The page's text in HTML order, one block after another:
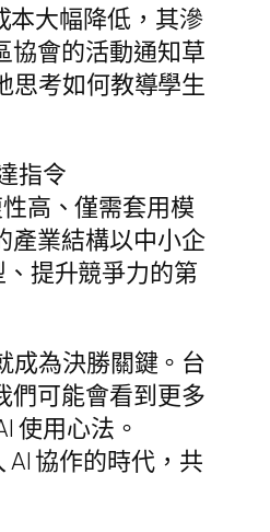
本大幅降低，其滲
協會的活動通知草
思考如何教導學生
指令
高、僅需套用模
產業結構以中小企
提升競爭力的第
成為決勝關鍵。台
們可能會看到更多
使用心法。
協作的時代，共